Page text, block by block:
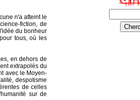
n'a atteint le
fiction, de
du bonheur
tous, où les
en dehors de
extrapolés du
avec le Moyen-
despotisme
de celles
sur de